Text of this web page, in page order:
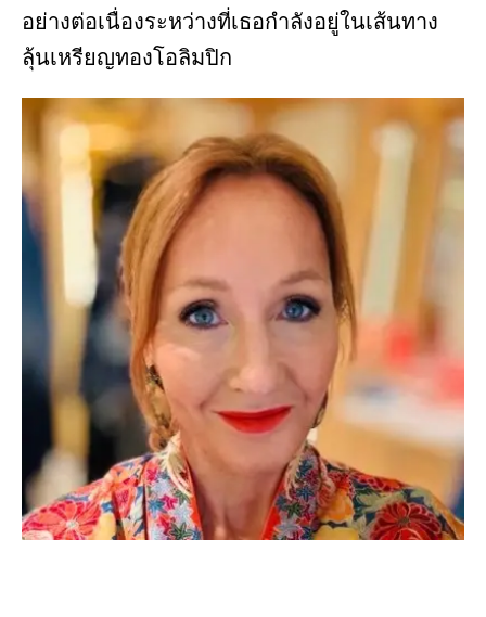
อย่างต่อเนื่องระหว่างที่เธอกำลังอยู่ในเส้นทาง
ลุ้นเหรียญทองโอลิมปิก